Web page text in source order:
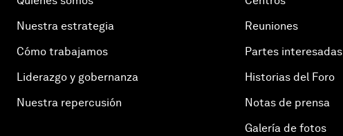
Nuestra estrategia
Cómo trabajamos
Liderazgo y gobernanza
Nuestra repercusión
Reuniones
Partes interesadas
Historias del Foro
Notas de prensa
Galería de fotos